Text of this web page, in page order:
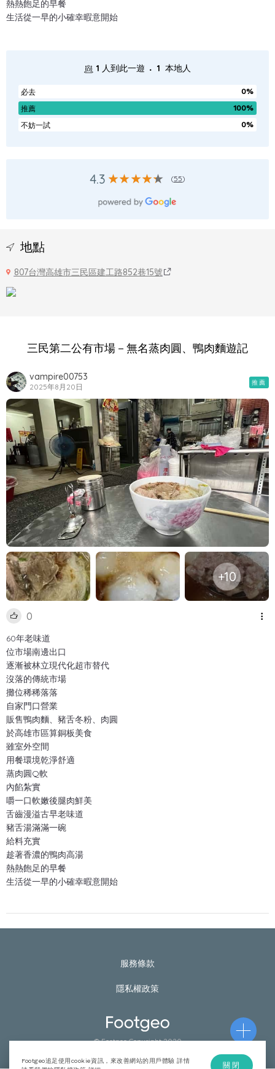
熱熱飽足的早餐
生活從一早的小確幸暇意開始
1 人到此一遊 . 1 本地人
必去
0%
推薦
100%
不妨一試
0%
4.3 (55)
地點
807台灣高雄市三民區建工路852巷15號
三民第二公有市場－無名蒸肉圓、鴨肉麵遊記
vampire00753
2025年8月20日 推薦
+10
0
60年老味道
位市場南邊出口
逐漸被林立現代化超市替代
沒落的傳統市場
攤位稀稀落落
自家門口營業
販售鴨肉麵、豬舌冬粉、肉圓
於高雄市區算銅板美食
雖室外空間
用餐環境乾淨舒適
蒸肉圓Q軟
內餡紮實
嚼一口軟嫩後腿肉鮮美
舌齒漫溢古早老味道
豬舌湯滿滿一碗
給料充實
趁著香濃的鴨肉高湯
熱熱飽足的早餐
生活從一早的小確幸暇意開始
服務條款
隱私權政策
© Footgeo Copyright 2020
Footgeo追足使用cookie資訊，來改善網站的用戶體驗 詳情
關閉